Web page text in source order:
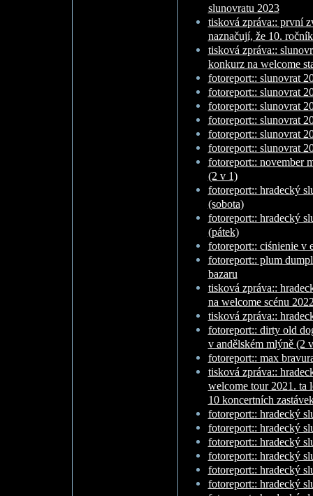
slunovratu 2023
tisková zpráva:: první
naznačují, že 10.
tisková zpráva::
konkurz na welcome
fotoreport:: slunovrat
fotoreport:: slunovrat
fotoreport:: slunovrat
fotoreport:: slunovrat
fotoreport:: slunovrat
fotoreport:: slunovrat
fotoreport:: november
(2 v 1)
fotoreport:: hradecký
(sobota)
fotoreport:: hradecký
(pátek)
fotoreport:: ciśnienie v
fotoreport:: plum
bazaru
tisková zpráva::
na welcome scénu
tisková zpráva::
fotoreport:: dirty old
v andělském mlýně (2
fotoreport:: max
tisková zpráva::
welcome tour 2021. ta
10 koncertních
fotoreport:: hradecký
fotoreport:: hradecký
fotoreport:: hradecký
fotoreport:: hradecký
fotoreport:: hradecký
fotoreport:: hradecký